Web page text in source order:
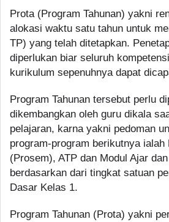
Prota (Program Tahunan) yakni
alokasi waktu satu tahun untuk
TP) yang telah ditetapkan.
diperlukan biar seluruh
kurikulum sepenuhnya dapat
Program Tahunan tersebut perlu
dikembangkan oleh guru dikala
pelajaran, karna yakni pedoman
program-program berikutnya
(Prosem), ATP dan Modul Ajar
berdasarkan dari tingkat satuan
Dasar Kelas 1.
Program Tahunan (Prota) yakni